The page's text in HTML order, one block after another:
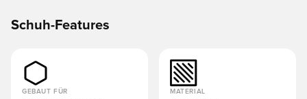
Schuh-Features
GEBAUT FÜR MATERIAL